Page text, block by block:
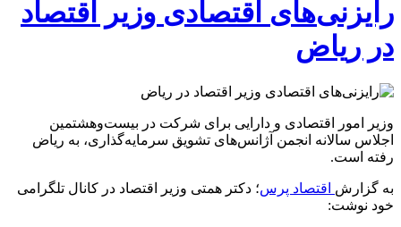
رایزنی‌های اقتصادی وزیر اقتصاد
در ریاض
وزیر امور اقتصادی و دارایی برای شرکت در بیست‌وهشتمین
اجلاس سالانه انجمن آژانس‌های تشویق سرمایه‌گذاری، به ریاض
رفته است.
به گزارش اقتصاد پرس؛ دکتر همتی وزیر اقتصاد در کانال تلگرامی
خود نوشت: